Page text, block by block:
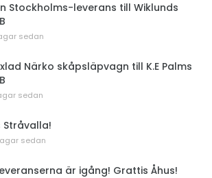
Stockholms-leverans till Wiklunds
sedan
Närko skåpsläpvagn till K.E Palms
sedan
Stråvalla!
sedan
är igång! Grattis Åhus!